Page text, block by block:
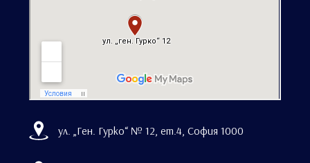
ул. „Ген. Гурко“ № 12, ет.4, София 1000